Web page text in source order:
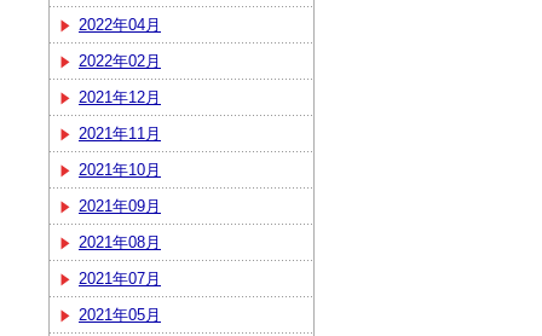
2022年04月
2022年02月
2021年12月
2021年11月
2021年10月
2021年09月
2021年08月
2021年07月
2021年05月